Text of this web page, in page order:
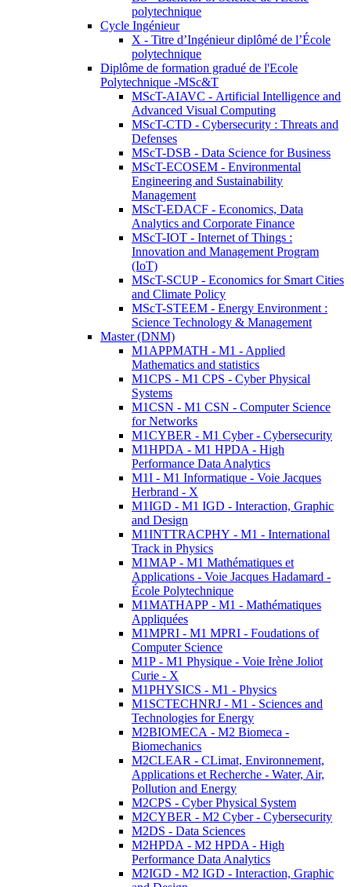
polytechnique
Cycle Ingénieur
X - Titre d’Ingénieur diplômé de l’École
polytechnique
Diplôme de formation gradué de l'Ecole
Polytechnique -MSc&T
MScT-AIAVC - Artificial Intelligence and
Advanced Visual Computing
MScT-CTD - Cybersecurity : Threats and
Defenses
MScT-DSB - Data Science for Business
MScT-ECOSEM - Environmental
Engineering and Sustainability
Management
MScT-EDACF - Economics, Data
Analytics and Corporate Finance
MScT-IOT - Internet of Things :
Innovation and Management Program
(IoT)
MScT-SCUP - Economics for Smart Cities
and Climate Policy
MScT-STEEM - Energy Environment :
Science Technology & Management
Master (DNM)
M1APPMATH - M1 - Applied
Mathematics and statistics
M1CPS - M1 CPS - Cyber Physical
Systems
M1CSN - M1 CSN - Computer Science
for Networks
M1CYBER - M1 Cyber - Cybersecurity
M1HPDA - M1 HPDA - High
Performance Data Analytics
M1I - M1 Informatique - Voie Jacques
Herbrand - X
M1IGD - M1 IGD - Interaction, Graphic
and Design
M1INTTRACPHY - M1 - International
Track in Physics
M1MAP - M1 Mathématiques et
Applications - Voie Jacques Hadamard -
École Polytechnique
M1MATHAPP - M1 - Mathématiques
Appliquées
M1MPRI - M1 MPRI - Foudations of
Computer Science
M1P - M1 Physique - Voie Irène Joliot
Curie - X
M1PHYSICS - M1 - Physics
M1SCTECHNRJ - M1 - Sciences and
Technologies for Energy
M2BIOMECA - M2 Biomeca -
Biomechanics
M2CLEAR - CLimat, Environnement,
Applications et Recherche - Water, Air,
Pollution and Energy
M2CPS - Cyber Physical System
M2CYBER - M2 Cyber - Cybersecurity
M2DS - Data Sciences
M2HPDA - M2 HPDA - High
Performance Data Analytics
M2IGD - M2 IGD - Interaction, Graphic